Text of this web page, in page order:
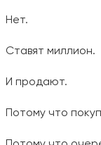
Нет.
Ставят миллион.
И продают.
Потому что